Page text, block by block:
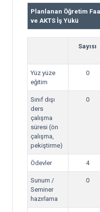
Planlanan Öğretim
ve AKTS İş Yükü
Sayısı
Yüz yüze
eğitim
0
Sınıf dışı
ders
çalışma
süresi (ön
çalışma,
pekiştirme)
0
Ödevler 4
Sunum /
Seminer
hazırlama
0